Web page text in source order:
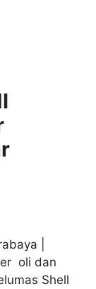
|
oli dan
Shell